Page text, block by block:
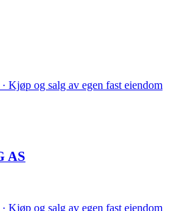
Kjøp og salg av egen fast eiendom
AS
Kjøp og salg av egen fast eiendom